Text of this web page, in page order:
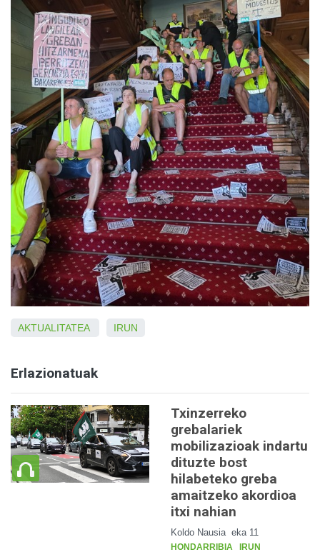
AKTUALITATEA IRUN
Erlazionatuak
Txinzerreko
grebalariek
mobilizazioak indartu
dituzte bost
hilabeteko greba
amaitzeko akordioa
itxi nahian
Koldo Nausia eka 11
HONDARRIBIA IRUN